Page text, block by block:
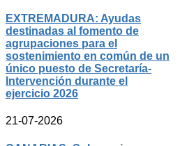
EXTREMADURA: Ayudas
destinadas al fomento de
agrupaciones para el
sostenimiento en común de un
único puesto de Secretaría-
Intervención durante el
ejercicio 2026
21-07-2026